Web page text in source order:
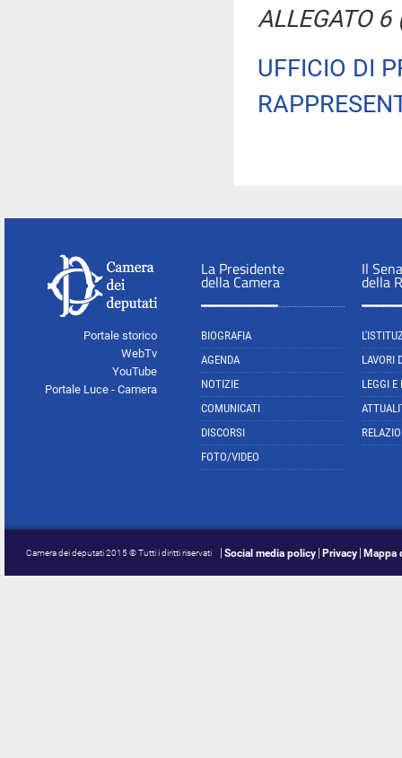
ALLEGATO
UFFICIO DI
Portale storico
WebTv
YouTube
Portale Luce - Camera
La Presidente
della Camera
BIOGRAFIA
AGENDA
NOTIZIE
COMUNICATI
DISCORSI
FOTO/VIDEO
Il
della
LAVORI
LEGGI E
Camera dei deputati 2015 © Tutti i diritti riservati Social media policy Privacy Mappa